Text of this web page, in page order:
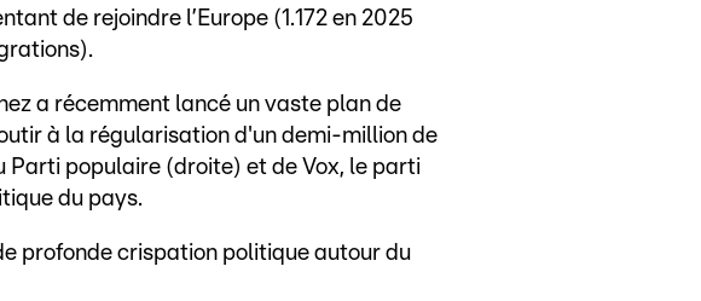
de rejoindre l’Europe (1.172 en 2025
a récemment lancé un vaste plan de
à la régularisation d'un demi-million de
Parti populaire (droite) et de Vox, le parti
du pays.
profonde crispation politique autour du